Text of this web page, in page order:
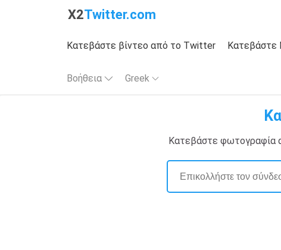
X2Twitter.com
Κατεβάστε βίντεο από το Twitter Κατεβάστε
Βοήθεια Greek
Κατεβάστε φωτογραφία